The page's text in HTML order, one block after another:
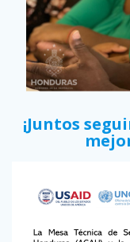
¡Juntos